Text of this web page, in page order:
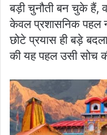
बड़ी चुनौती बन चुके हैं,
केवल प्रशासनिक पहल
छोटे प्रयास ही बड़े
की यह पहल उसी सोच